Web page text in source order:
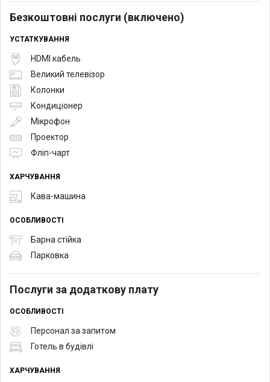
Безкоштовні послуги (включено)
УСТАТКУВАННЯ
HDMI кабель
Великий телевізор
Колонки
Кондиціонер
Мікрофон
Проектор
Фліп-чарт
ХАРЧУВАННЯ
Кава-машина
ОСОБЛИВОСТІ
Барна стійка
Парковка
Послуги за додаткову плату
ОСОБЛИВОСТІ
Персонал за запитом
Готель в будівлі
ХАРЧУВАННЯ